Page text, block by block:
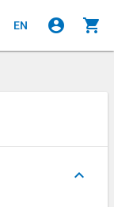
EN account_circle shopping_cart
keyboard_arrow_up